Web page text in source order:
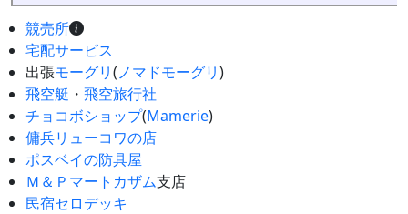
競売所
宅配サービス
出張モーグリ(ノマドモーグリ)
飛空艇 ・ 飛空旅行社
チョコボショップ(Mamerie)
傭兵リューコワの店
ポスベイの防具屋
Ｍ＆Ｐマート カザム支店
民宿セロデッキ